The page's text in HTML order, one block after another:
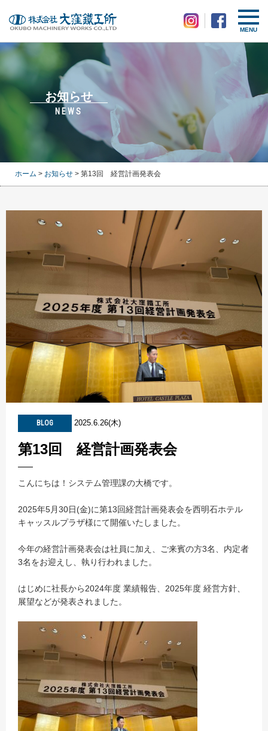
MENU
お知らせ
NEWS
ホーム > お知らせ > 第13回 経営計画発表会
BLOG 2025.6.26(木)
第13回 経営計画発表会
こんにちは！システム管理課の大橋です。
2025年5月30日(金)に第13回経営計画発表会を西明石ホテル
キャッスルプラザ様にて開催いたしました。
今年の経営計画発表会は社員に加え、ご来賓の方3名、内定者
3名をお迎えし、執り行われました。
はじめに社長から2024年度 業績報告、2025年度 経営方針、
展望などが発表されました。